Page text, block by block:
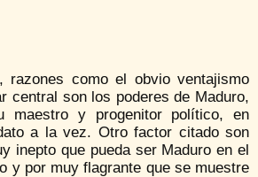
razones como el obvio ventajismo
central son los poderes de Maduro,
maestro y progenitor político, en
a la vez. Otro factor citado son
inepto que pueda ser Maduro en el
y por muy flagrante que se muestre